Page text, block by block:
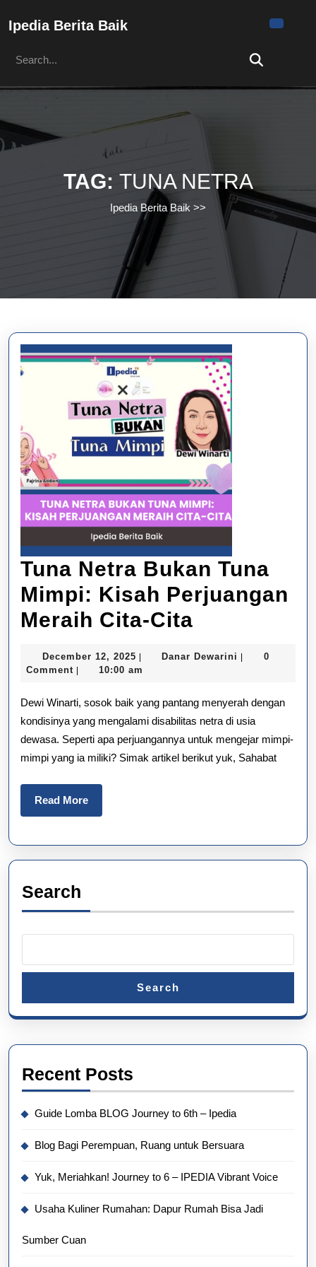
Ipedia Berita Baik
for:
TAG: TUNA NETRA
Ipedia Berita Baik >>
Tuna Netra Bukan Tuna
Mimpi: Kisah Perjuangan
Meraih Cita-Cita
Bukan
Tuna
Mimpi:
Kisah
Perjuangan
Cita
December 12, 2025 December
12,
Danar Dewarini Danar0
Comment
10:00 am
Dewi Winarti, sosok baik yang pantang menyerah dengan
kondisinya yang mengalami disabilitas netra di usia
dewasa. Seperti apa perjuangannya untuk mengejar mimpi-
mimpi yang ia miliki? Simak artikel berikut yuk, Sahabat
Read MoreRead
More
Search
Search
Recent Posts
Guide Lomba BLOG Journey to 6th – Ipedia
Blog Bagi Perempuan, Ruang untuk Bersuara
Yuk, Meriahkan! Journey to 6 – IPEDIA Vibrant Voice
Usaha Kuliner Rumahan: Dapur Rumah Bisa Jadi
Sumber Cuan